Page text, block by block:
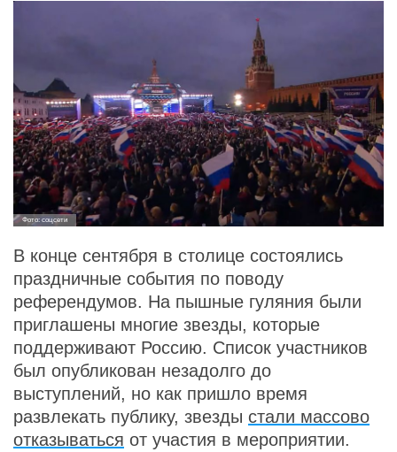
Фото: соцсети
В конце сентября в столице состоялись
праздничные события по поводу
референдумов. На пышные гуляния были
приглашены многие звезды, которые
поддерживают Россию. Список участников
был опубликован незадолго до
выступлений, но как пришло время
развлекать публику, звезды стали массово
отказываться от участия в мероприятии.